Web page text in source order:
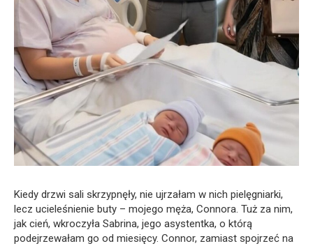
Kiedy drzwi sali skrzypnęły, nie ujrzałam w nich pielęgniarki,
lecz ucieleśnienie buty – mojego męża, Connora. Tuż za nim,
jak cień, wkroczyła Sabrina, jego asystentka, o którą
podejrzewałam go od miesięcy. Connor, zamiast spojrzeć na